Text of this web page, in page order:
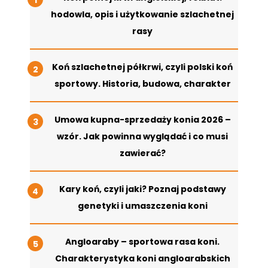
hodowla, opis i użytkowanie szlachetnej
rasy
Koń szlachetnej półkrwi, czyli polski koń
sportowy. Historia, budowa, charakter
Umowa kupna-sprzedaży konia 2026 –
wzór. Jak powinna wyglądać i co musi
zawierać?
Kary koń, czyli jaki? Poznaj podstawy
genetyki i umaszczenia koni
Angloaraby – sportowa rasa koni.
Charakterystyka koni angloarabskich